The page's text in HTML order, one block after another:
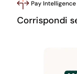
Pay Intelligence
Corrispondi